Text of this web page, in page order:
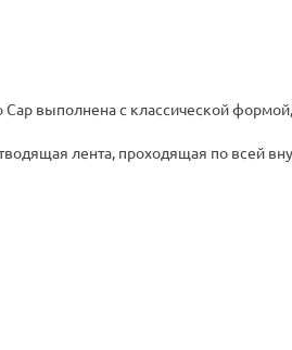
выполнена с классической
лента, проходящая по всей